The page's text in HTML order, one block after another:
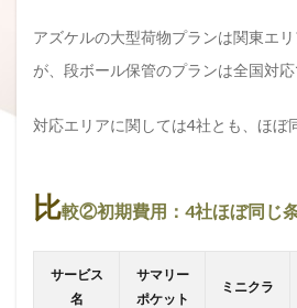
アズケルの大型荷物プランは関東エ
が、段ボール保管のプランは全国対応
対応エリアに関しては4社とも、ほぼ
比較②初期費用：4社ほぼ同じ
サービス
名
サマリー
ポケット
ミニクラ